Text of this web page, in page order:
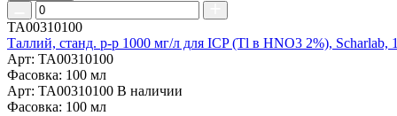
TA00310100
Таллий, станд. р-р 1000 мг/л для ICP (Tl в HNO3 2%), Scharlab,
Арт: TA00310100
Фасовка: 100 мл
Арт: TA00310100 В наличии
Фасовка: 100 мл